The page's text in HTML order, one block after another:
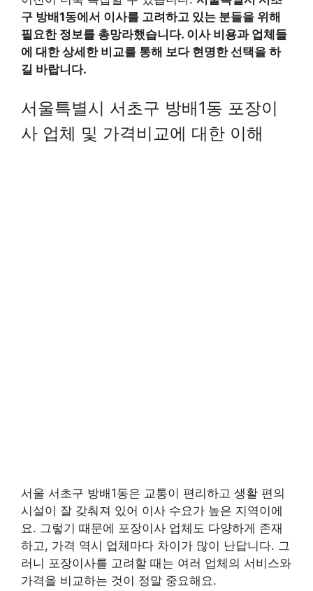
구 방배1동에서 이사를 고려하고 있는 분들을 위해
필요한 정보를 총망라했습니다. 이사 비용과 업체들
에 대한 상세한 비교를 통해 보다 현명한 선택을 하
길 바랍니다.
서울특별시 서초구 방배1동 포장이
사 업체 및 가격비교에 대한 이해
서울 서초구 방배1동은 교통이 편리하고 생활 편의
시설이 잘 갖춰져 있어 이사 수요가 높은 지역이에
요. 그렇기 때문에 포장이사 업체도 다양하게 존재
하고, 가격 역시 업체마다 차이가 많이 난답니다. 그
러니 포장이사를 고려할 때는 여러 업체의 서비스와
가격을 비교하는 것이 정말 중요해요.